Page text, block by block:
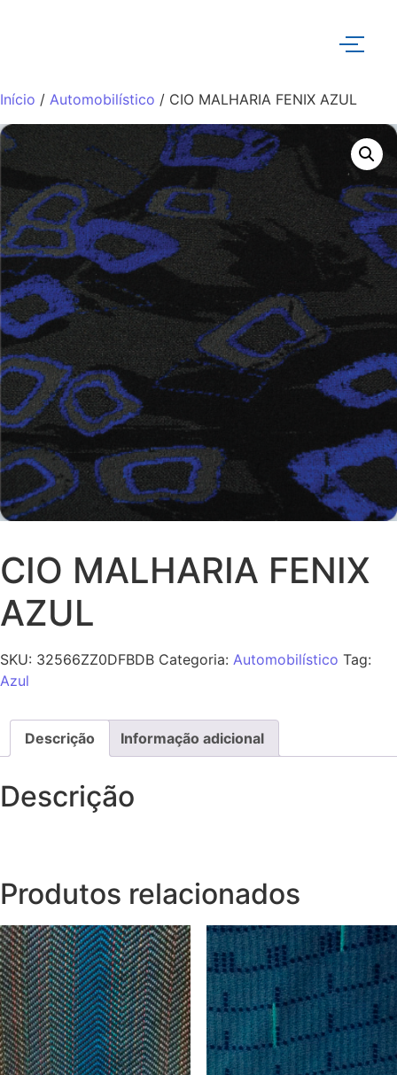
Início / Automobilístico / CIO MALHARIA FENIX AZUL
CIO MALHARIA FENIX
AZUL
SKU: 32566ZZ0DFBDB Categoria: Automobilístico Tag:
Azul
Descrição Informação adicional
Descrição
Produtos relacionados